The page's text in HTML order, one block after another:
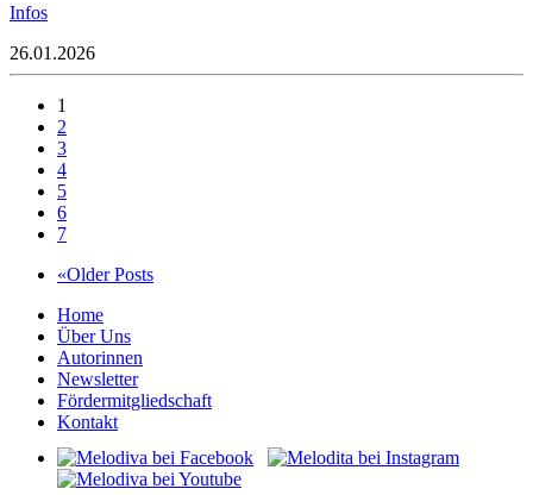
Infos
26.01.2026
1
2
3
4
5
6
7
«Older Posts
Home
Über Uns
Autorinnen
Newsletter
Fördermitgliedschaft
Kontakt